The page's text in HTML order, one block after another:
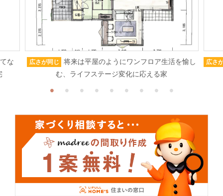
な
広さが同じ
将来は平屋のようにワンフロア生活を愉し
む、ライフステージ変化に応える家
広さ